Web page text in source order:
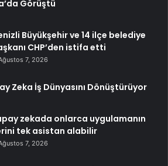
Görüştü
Büyükşehir ve 14 ilçe belediye
CHP’den istifa etti
7, 2026
Zeka İş Dünyasını Dönüştürüyor
zekada onlarca uygulamanın
tek asistan alabilir
7, 2026